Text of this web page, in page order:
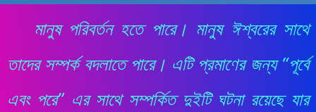
মানুষ পরিবর্তন হতে পারে। মানুষ ঈশ্বরের সাথে
তাদের সম্পর্ক বদলাতে পারে। এটি প্রমাণের জন্য “পূর্বে
এবং পরে” এর সাথে সম্পর্কিত দুইটি ঘটনা রয়েছে যার